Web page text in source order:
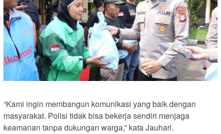
“Kami ingin membangun komunikasi yang baik dengan
masyarakat. Polisi tidak bisa bekerja sendiri menjaga
keamanan tanpa dukungan warga,” kata Jauhari.